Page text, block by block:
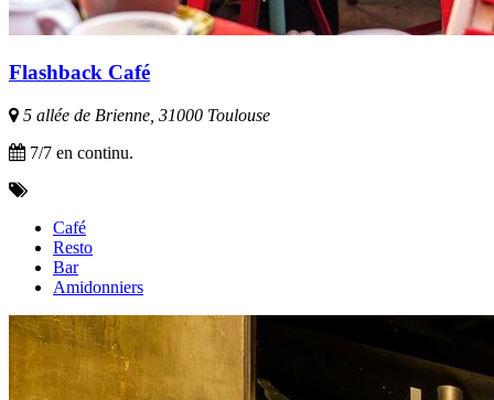
Flashback Café
5 allée de Brienne, 31000 Toulouse
7/7 en continu.
Café
Resto
Bar
Amidonniers